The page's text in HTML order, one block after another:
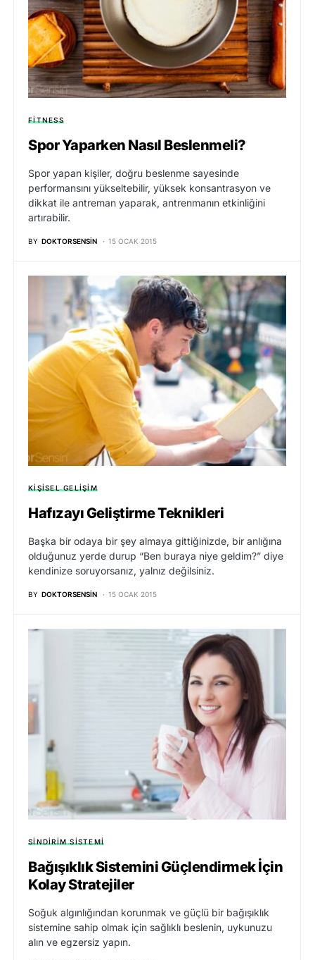
FITNESS
Spor Yaparken Nasıl Beslenmeli?
Spor yapan kişiler, doğru beslenme sayesinde
performansını yükseltebilir, yüksek konsantrasyon ve
dikkat ile antreman yaparak, antrenmanın etkinliğini
artırabilir.
BY DOKTORSENSIN 15 OCAK 2015
KIŞISEL GELIŞIM
Hafızayı Geliştirme Teknikleri
Başka bir odaya bir şey almaya gittiğinizde, bir anlığına
olduğunuz yerde durup “Ben buraya niye geldim?” diye
kendinize soruyorsanız, yalnız değilsiniz.
BY DOKTORSENSIN 15 OCAK 2015
SINDIRIM SISTEMI
Bağışıklık Sistemini Güçlendirmek İçin
Kolay Stratejiler
Soğuk algınlığından korunmak ve güçlü bir bağışıklık
sistemine sahip olmak için sağlıklı beslenin, uykunuzu
alın ve egzersiz yapın.